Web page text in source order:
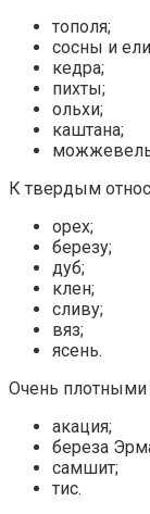
тополя;
сосны и
кедра;
пихты;
ольхи;
каштана;
К твердым
орех;
березу;
дуб;
клен;
сливу;
вяз;
ясень.
Очень плотными
акация;
береза
самшит;
тис.